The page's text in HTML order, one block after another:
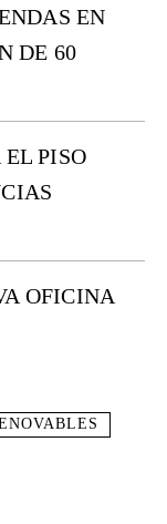
EN
DE 60
PISO
OFICINA